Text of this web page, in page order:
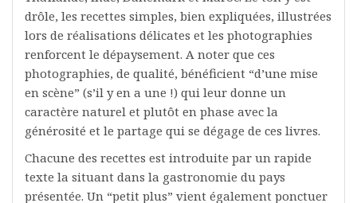
drôle, les recettes simples, bien expliquées, illustrées
lors de réalisations délicates et les photographies
renforcent le dépaysement. A noter que ces
photographies, de qualité, bénéficient “d’une mise
en scène” (s’il y en a une !) qui leur donne un
caractère naturel et plutôt en phase avec la
générosité et le partage qui se dégage de ces livres.
Chacune des recettes est introduite par un rapide
texte la situant dans la gastronomie du pays
présentée. Un “petit plus” vient également ponctuer